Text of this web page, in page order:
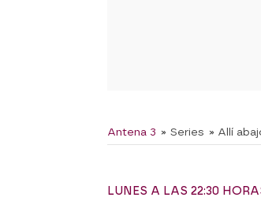
Antena 3 » Series » Allí
LUNES A LAS 22:30